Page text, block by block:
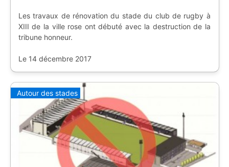
Les travaux de rénovation du stade du club de rugby à
XIII de la ville rose ont débuté avec la destruction de la
tribune honneur.
Le 14 décembre 2017
Autour des stades